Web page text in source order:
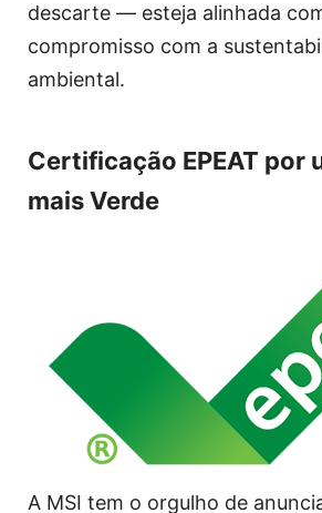
descarte — esteja alinhada
compromisso com a
ambiental.
Certificação EPEAT por
mais Verde
A MSI tem o orgulho de